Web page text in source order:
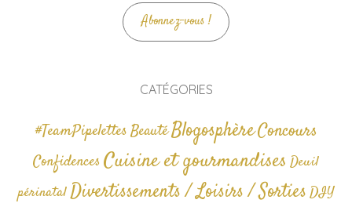
Abonnez-vous !
CATÉGORIES
#TeamPipelettesBeautéBlogosphèreConcours
Confidences Cuisine et gourmandises Deuil
périnatalDivertissements / Loisirs / SortiesDIY